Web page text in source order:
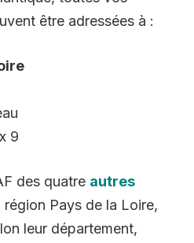
être adressées à :
9
des quatre autres
région Pays de la Loire,
leur département,